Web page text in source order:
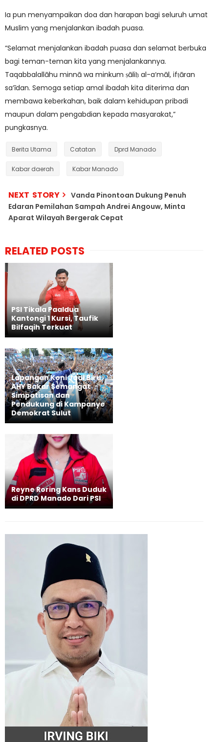
Ia pun menyampaikan doa dan harapan bagi seluruh umat
Muslim yang menjalankan ibadah puasa.
“Selamat menjalankan ibadah puasa dan selamat berbuka
bagi teman-teman kita yang menjalankannya.
Taqabbalallāhu minnā wa minkum ṣāliḥ al-a‘māl, ifṭāran
sa‘īdan. Semoga setiap amal ibadah kita diterima dan
membawa keberkahan, baik dalam kehidupan pribadi
maupun dalam pengabdian kepada masyarakat,”
pungkasnya.
Berita Utama Catatan Dprd Manado
Kabar daerah Kabar Manado
NEXT STORY
Vanda Pinontoan Dukung Penuh
Edaran Pemilahan Sampah Andrei Angouw, Minta
Aparat Wilayah Bergerak Cepat
RELATED POSTS
PSI Tikala Paaldua
Kantongi 1 Kursi, Taufik
Bilfaqih Terkuat
Lapangan Koni Jadi Biru,
AHY Bakar Semangat
Simpatisan dan
Pendukung di Kampanye
Demokrat Sulut
Reyne Roring Kans Duduk
di DPRD Manado Dari PSI